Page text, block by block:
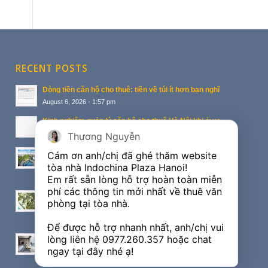
RECENT POSTS
Dòng tiền căn hộ cho thuê: tiền về túi ít hơn bạn nghĩ
August 6, 2026 - 1:57 pm
Kinh nghiệm quản lý căn hộ cho thuê Hà Nội khi ở xa
August 5, 2026 - 3:54 pm
Đẳng cấp của biệt thự ven sông dự án Vinhomes
Imperia
October 22, 2017 - 2:53 am
Arena Cam Ranh – địa chỉ mới thu hút đầu tư bởi sự
khác biệt
Đầu tư Condotel AB Central Square cần cẩn trọng
điều gì?
Thương Nguyễn
Cám ơn anh/chị đã ghé thăm website
tòa nhà Indochina Plaza Hanoi!
Em rất sẵn lòng hỗ trợ hoàn toàn miễn
phí các thông tin mới nhất về thuê văn
phòng tại tòa nhà.
Để được hỗ trợ nhanh nhất, anh/chị vui
lòng liên hệ 0977.260.357 hoặc chat
ngay tại đây nhé ạ!